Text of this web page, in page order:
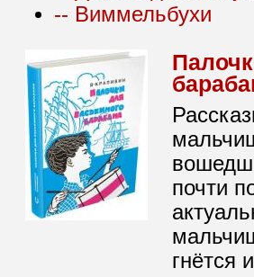
-- Виммельбухи
почти
гнётся